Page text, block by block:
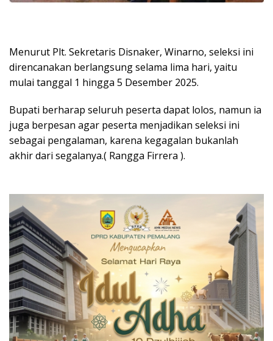
Menurut Plt. Sekretaris Disnaker, Winarno, seleksi ini
direncanakan berlangsung selama lima hari, yaitu
mulai tanggal 1 hingga 5 Desember 2025.
Bupati berharap seluruh peserta dapat lolos, namun ia
juga berpesan agar peserta menjadikan seleksi ini
sebagai pengalaman, karena kegagalan bukanlah
akhir dari segalanya.( Rangga Firrera ).